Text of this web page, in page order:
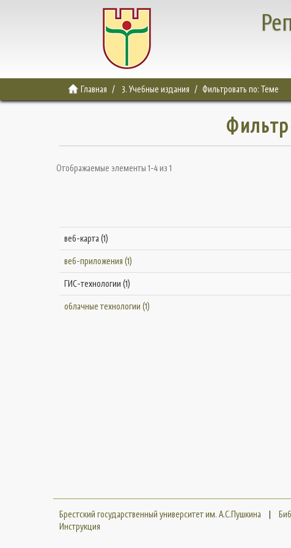
Главная 3. Учебные издания Фильтровать по: Теме
Отображаемые элементы 1-4 из 1
веб-карта (1)
веб-приложения (1)
ГИС-технологии (1)
облачные технологии (1)
Брестский государственный университет им. А.С.Пушкина |
Инструкция